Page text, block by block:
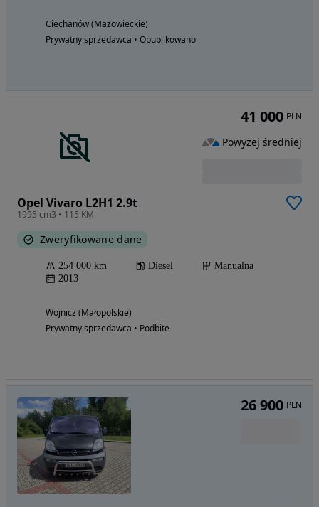
Ciechanów (Mazowieckie)
Prywatny sprzedawca • Opublikowano
Opel Vivaro L2H1 2.9t
1995 cm3 • 115 KM
Zweryfikowane dane
254 000 km Diesel
Manualna
2013
Wojnicz (Małopolskie)
Prywatny sprzedawca • Podbite
41 000 PLN
Powyżej średniej
26 900 PLN